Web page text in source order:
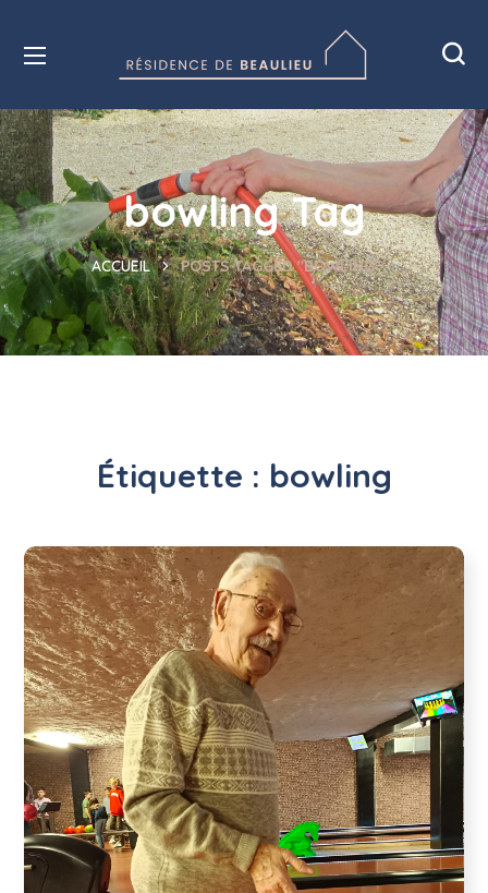
bowling Tag
HOME POSTS TAGGED "BOWLING"
Étiquette : bowling